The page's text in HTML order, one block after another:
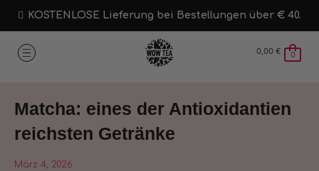
KOSTENLOSE Lieferung bei Bestellungen über € 40.
0,00 € 0
Matcha: eines der Antioxidantien
reichsten Getränke
März 4, 2026